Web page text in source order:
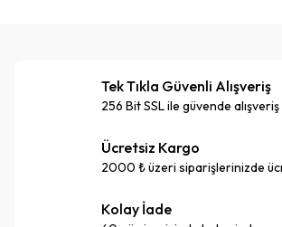
Tek Tıkla Güvenli Alışveriş
256 Bit SSL ile güvende alışveriş
Ücretsiz Kargo
2000 ₺ üzeri siparişlerinizde
Kolay İade